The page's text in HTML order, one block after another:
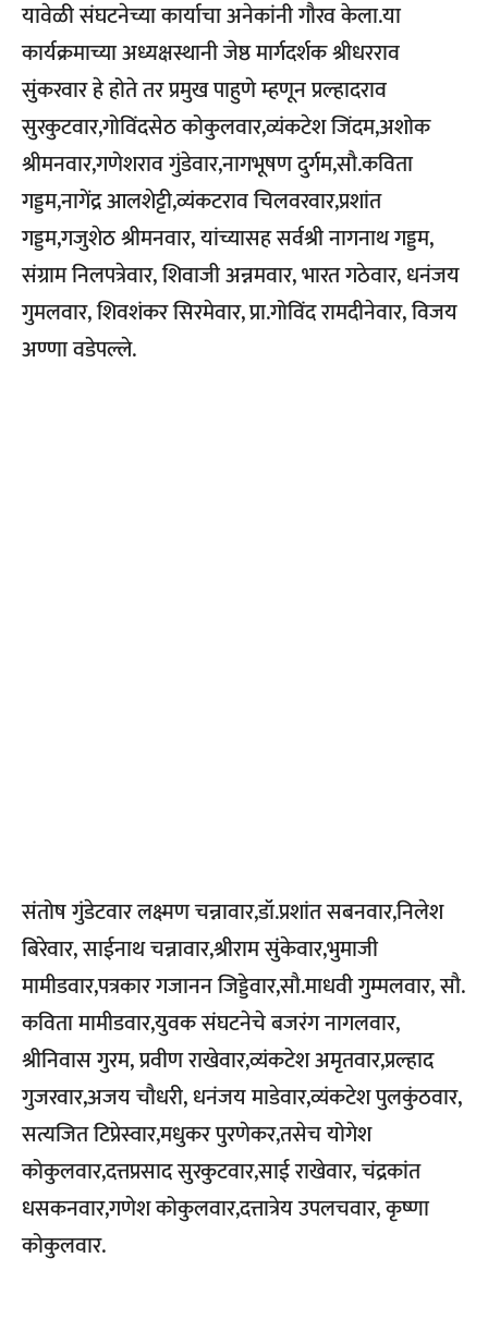
यावेळी संघटनेच्या कार्याचा अनेकांनी गौरव केला.या
कार्यक्रमाच्या अध्यक्षस्थानी जेष्ठ मार्गदर्शक श्रीधरराव
सुंकरवार हे होते तर प्रमुख पाहुणे म्हणून प्रल्हादराव
सुरकुटवार,गोविंदसेठ कोकुलवार,व्यंकटेश जिंदम,अशोक
श्रीमनवार,गणेशराव गुंडेवार,नागभूषण दुर्गम,सौ.कविता
गड्डम,नागेंद्र आलशेट्टी,व्यंकटराव चिलवरवार,प्रशांत
गड्डम,गजुशेठ श्रीमनवार, यांच्यासह सर्वश्री नागनाथ गड्डम,
संग्राम निलपत्रेवार, शिवाजी अन्नमवार, भारत गठेवार, धनंजय
गुमलवार, शिवशंकर सिरमेवार,प्रा.गोविंद रामदीनेवार, विजय
अण्णा वडेपल्ले.
संतोष गुंडेटवार लक्ष्मण चन्नावार,डॉ.प्रशांत सबनवार,निलेश
बिरेवार, साईनाथ चन्नावार,श्रीराम सुंकेवार,भुमाजी
मामीडवार,पत्रकार गजानन जिड्डेवार,सौ.माधवी गुम्मलवार, सौ.
कविता मामीडवार,युवक संघटनेचे बजरंग नागलवार,
श्रीनिवास गुरम, प्रवीण राखेवार,व्यंकटेश अमृतवार,प्रल्हाद
गुजरवार,अजय चौधरी, धनंजय माडेवार,व्यंकटेश पुलकुंठवार,
सत्यजित टिप्रेस्वार,मधुकर पुरणेकर,तसेच योगेश
कोकुलवार,दत्तप्रसाद सुरकुटवार,साई राखेवार, चंद्रकांत
धसकनवार,गणेश कोकुलवार,दत्तात्रेय उपलचवार, कृष्णा
कोकुलवार.